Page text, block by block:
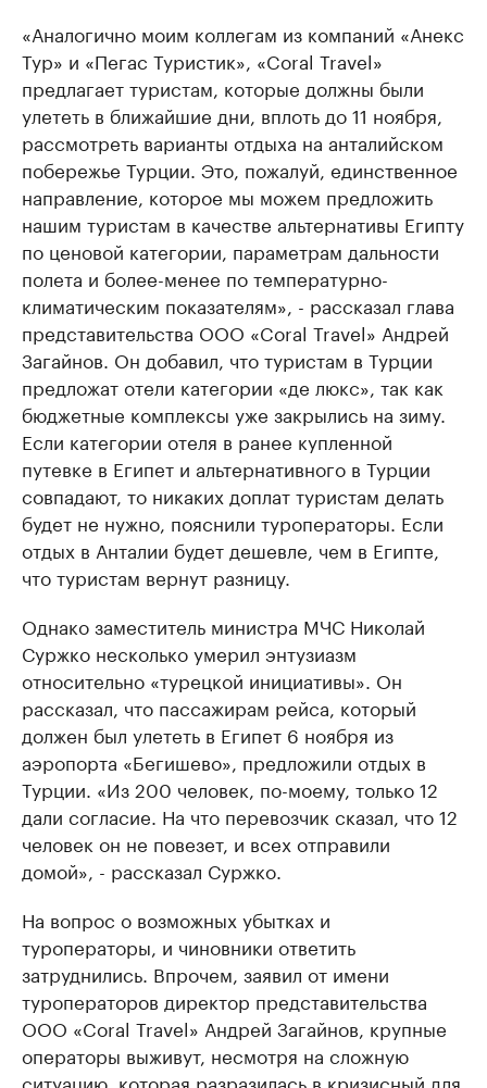
«Аналогично моим коллегам из компаний «Анекс
Тур» и «Пегас Туристик», «Coral Travel»
предлагает туристам, которые должны были
улететь в ближайшие дни, вплоть до 11 ноября,
рассмотреть варианты отдыха на анталийском
побережье Турции. Это, пожалуй, единственное
направление, которое мы можем предложить
нашим туристам в качестве альтернативы Египту
по ценовой категории, параметрам дальности
полета и более-менее по температурно-
климатическим показателям», - рассказал глава
представительства ООО «Coral Travel» Андрей
Загайнов. Он добавил, что туристам в Турции
предложат отели категории «де люкс», так как
бюджетные комплексы уже закрылись на зиму.
Если категории отеля в ранее купленной
путевке в Египет и альтернативного в Турции
совпадают, то никаких доплат туристам делать
будет не нужно, пояснили туроператоры. Если
отдых в Анталии будет дешевле, чем в Египте,
что туристам вернут разницу.
Однако заместитель министра МЧС Николай
Суржко несколько умерил энтузиазм
относительно «турецкой инициативы». Он
рассказал, что пассажирам рейса, который
должен был улететь в Египет 6 ноября из
аэропорта «Бегишево», предложили отдых в
Турции. «Из 200 человек, по-моему, только 12
дали согласие. На что перевозчик сказал, что 12
человек он не повезет, и всех отправили
домой», - рассказал Суржко.
На вопрос о возможных убытках и
туроператоры, и чиновники ответить
затруднились. Впрочем, заявил от имени
туроператоров директор представительства
ООО «Coral Travel» Андрей Загайнов, крупные
операторы выживут, несмотря на сложную
ситуацию, которая разразилась в кризисный для